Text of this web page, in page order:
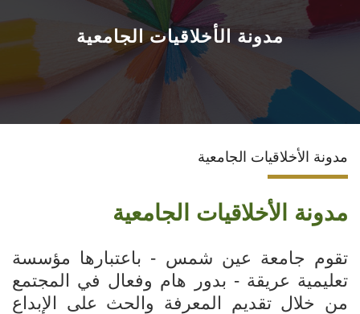
نظام البكالوريوس
نظام الدراسات العليا
التعليم المستمر
خدمة المجتمع
برنامج الامتياز
برنامج إقامة الأطباء
مدونة الأخلاقيات الجامعية
مدونة الأخلاقيات الجامعية
مدونة الأخلاقيات الجامعية
تقوم جامعة عين شمس - باعتبارها مؤسسة
تعليمية عريقة - بدور هام وفعال في المجتمع
من خلال تقديم المعرفة والحث على الإبداع